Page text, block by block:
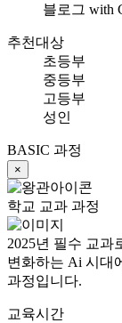
블로그 with
추천대상
초등부
중등부
고등부
성인
BASIC 과정
×
학교 교과 과정
2025년 필수 교과
변화하는 Ai 시대
과정입니다.
교육시간